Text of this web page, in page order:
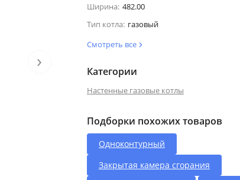
›
Ширина: 482.00
Тип котла: газовый
Смотреть все
Категории
Настенные газовые котлы
Подборки похожих товаров
Одноконтурный
Закрытая камера сгорания